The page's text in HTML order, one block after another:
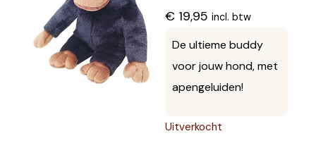
€ 19,95 incl. btw
De ultieme buddy
voor jouw hond, met
apengeluiden!
Uitverkocht